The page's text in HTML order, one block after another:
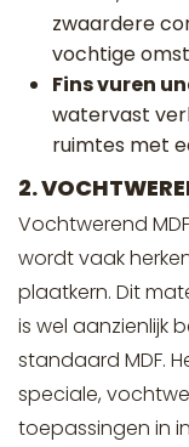
zwaardere
vochtige
Fins vuren
watervast
ruimtes met
2.
Vochtwerend
wordt vaak
plaatkern. Dit
is wel aanzienlijk
standaard MDF.
speciale,
toepassingen in